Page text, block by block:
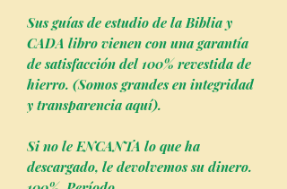
Sus guías de estudio de la Biblia y
CADA libro vienen con una garantía
de satisfacción del 100% revestida de
hierro. (Somos grandes en integridad
y transparencia aquí).
Si no le ENCANTA lo que ha
descargado, le devolvemos su dinero.